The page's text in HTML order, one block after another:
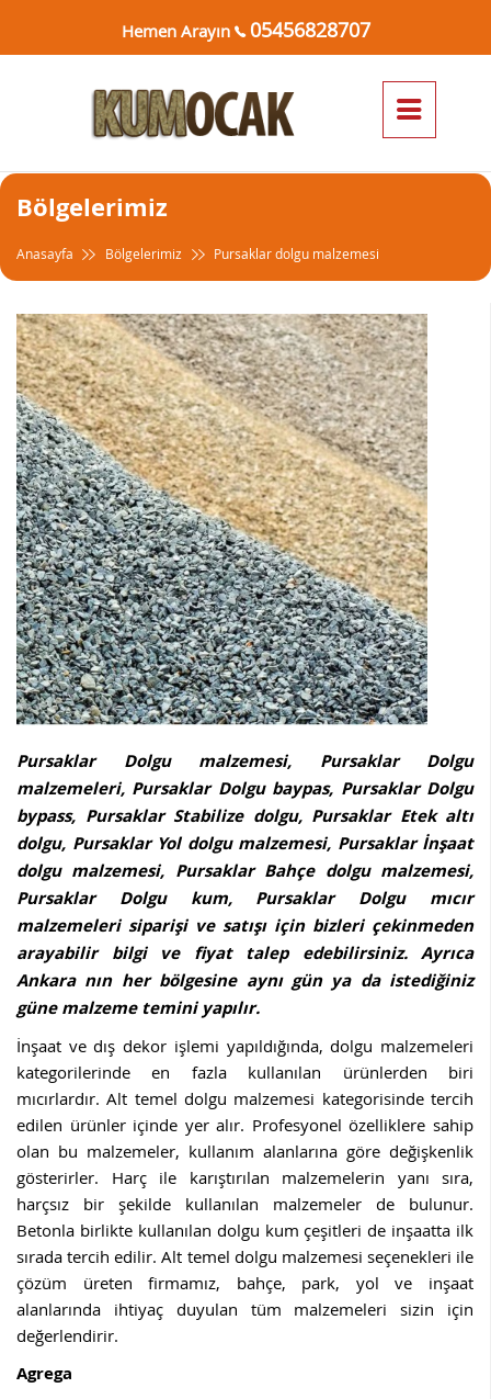
Hemen Arayın 05456828707
Bölgelerimiz
Anasayfa Bölgelerimiz Pursaklar dolgu malzemesi
Pursaklar Dolgu malzemesi, Pursaklar Dolgu
malzemeleri, Pursaklar Dolgu baypas, Pursaklar Dolgu
bypass, Pursaklar Stabilize dolgu, Pursaklar Etek altı
dolgu, Pursaklar Yol dolgu malzemesi, Pursaklar İnşaat
dolgu malzemesi, Pursaklar Bahçe dolgu malzemesi,
Pursaklar Dolgu kum, Pursaklar Dolgu mıcır
malzemeleri siparişi ve satışı için bizleri çekinmeden
arayabilir bilgi ve fiyat talep edebilirsiniz. Ayrıca
Ankara nın her bölgesine aynı gün ya da istediğiniz
güne malzeme temini yapılır.
İnşaat ve dış dekor işlemi yapıldığında, dolgu malzemeleri
kategorilerinde en fazla kullanılan ürünlerden biri
mıcırlardır. Alt temel dolgu malzemesi kategorisinde tercih
edilen ürünler içinde yer alır. Profesyonel özelliklere sahip
olan bu malzemeler, kullanım alanlarına göre değişkenlik
gösterirler. Harç ile karıştırılan malzemelerin yanı sıra,
harçsız bir şekilde kullanılan malzemeler de bulunur.
Betonla birlikte kullanılan dolgu kum çeşitleri de inşaatta ilk
sırada tercih edilir. Alt temel dolgu malzemesi seçenekleri ile
çözüm üreten firmamız, bahçe, park, yol ve inşaat
alanlarında ihtiyaç duyulan tüm malzemeleri sizin için
değerlendirir.
Agrega